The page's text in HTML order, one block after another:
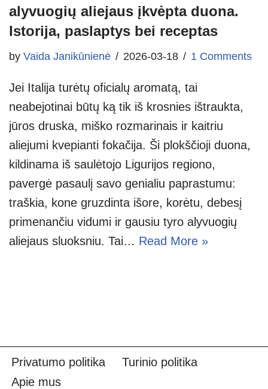
alyvuogių aliejaus įkvėpta duona.
Istorija, paslaptys bei receptas
by Vaida Janikūnienė 2026-03-18 1 Comments
Jei Italija turėtų oficialų aromatą, tai
neabejotinai būtų ką tik iš krosnies ištraukta,
jūros druska, miško rozmarinais ir kaitriu
aliejumi kvepianti fokačija. Ši plokščioji duona,
kildinama iš saulėtojo Ligurijos regiono,
pavergė pasaulį savo genialiu paprastumu:
traškia, kone gruzdinta išore, korėtu, debesį
primenančiu vidumi ir gausiu tyro alyvuogių
aliejaus sluoksniu. Tai… Read More »
Privatumo politika
Turinio politika
Apie mus